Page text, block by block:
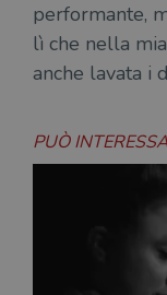
performante,
lì che nella
anche lavata i
PUÒ